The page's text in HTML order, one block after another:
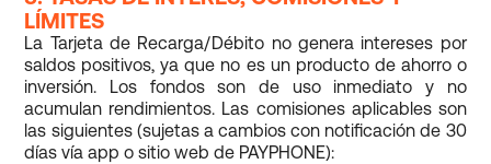
LÍMITES
La Tarjeta de Recarga/Débito no genera intereses por
saldos positivos, ya que no es un producto de ahorro o
inversión. Los fondos son de uso inmediato y no
acumulan rendimientos. Las comisiones aplicables son
las siguientes (sujetas a cambios con notificación de 30
días vía app o sitio web de PAYPHONE):